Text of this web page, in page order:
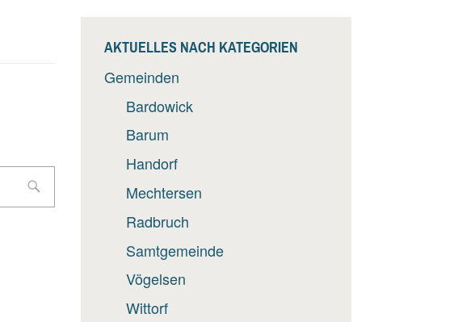
AKTUELLES NACH KATEGORIEN
Gemeinden
Bardowick
Barum
Handorf
Mechtersen
Radbruch
Samtgemeinde
Vögelsen
Wittorf